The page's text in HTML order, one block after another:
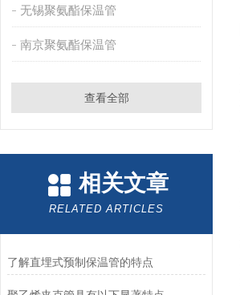
无锡聚氨酯保温管
南京聚氨酯保温管
查看全部
相关文章
RELATED ARTICLES
了解直埋式预制保温管的特点